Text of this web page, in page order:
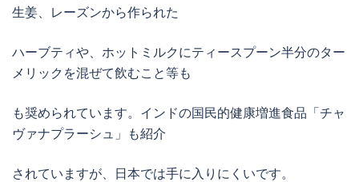
生姜、レーズンから作られた
ハーブティや、ホットミルクにティースプーン半分のター
メリックを混ぜて飲むこと等も
も奨められています。インドの国民的健康増進食品「チャ
ヴァナプラーシュ」も紹介
されていますが、日本では手に入りにくいです。